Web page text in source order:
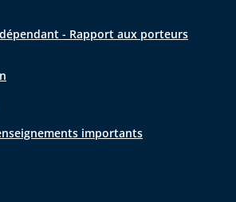
- Rapport aux porteurs
importants